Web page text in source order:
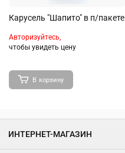
Карусель "Шапито" в п/пакете
Авторизуйтесь,
чтобы увидеть цену
В корзину
ИНТЕРНЕТ-МАГАЗИН